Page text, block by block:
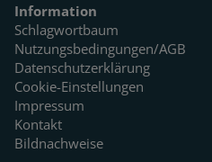
Information
Schlagwortbaum
Nutzungsbedingungen/AGB
Datenschutzerklärung
Cookie-Einstellungen
Impressum
Kontakt
Bildnachweise